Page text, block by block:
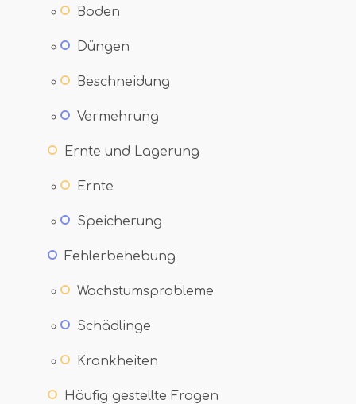
Boden
Düngen
Beschneidung
Vermehrung
Ernte und Lagerung
Ernte
Speicherung
Fehlerbehebung
Wachstumsprobleme
Schädlinge
Krankheiten
Häufig gestellte Fragen